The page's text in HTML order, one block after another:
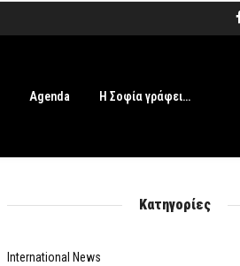
Agenda Η Σοφία γράφει…
Κατηγορίες
International News